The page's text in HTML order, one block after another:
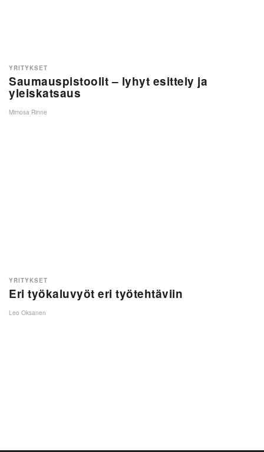
Saumauspistoolit – lyhyt esittely ja
yleiskatsaus
YRITYKSET
Mimosa Rinne
Eri työkaluvyöt eri työtehtäviin
YRITYKSET
Leo Oksanen